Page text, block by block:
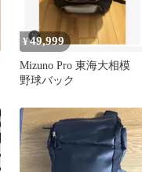
¥49,999
Mizuno Pro 東海大相模
野球バック